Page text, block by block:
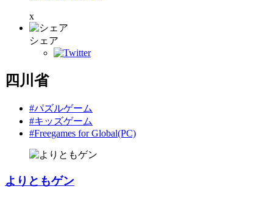
x
シェア
四川省
#パズルゲーム
#キッズゲーム
#Freegames for Global(PC)
よりともゲン